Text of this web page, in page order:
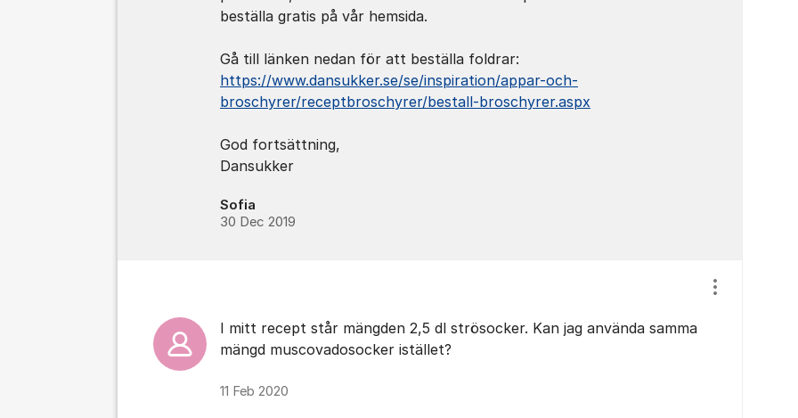
beställa gratis på vår hemsida.
Gå till länken nedan för att beställa foldrar:
https://www.dansukker.se/se/inspiration/appar-och-
broschyrer/receptbroschyrer/bestall-broschyrer.aspx
God fortsättning,
Dansukker
Sofia
30 Dec 2019
I mitt recept står mängden 2,5 dl strösocker. Kan jag använda samma
mängd muscovadosocker istället?
11 Feb 2020
Visa/dölj